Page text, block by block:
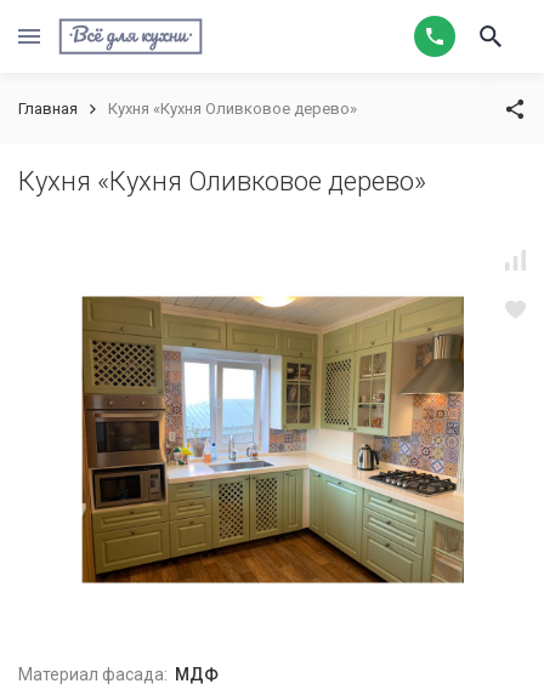
Главная Кухня «Кухня Оливковое дерево»
Кухня «Кухня Оливковое дерево»
Материал фасада: МДФ